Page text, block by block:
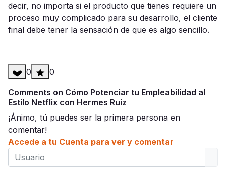
decir, no importa si el producto que tienes requiere un
proceso muy complicado para su desarrollo, el cliente
final debe tener la sensación de que es algo sencillo.
0 0
Comments on Cómo Potenciar tu Empleabilidad al
Estilo Netflix con Hermes Ruiz
¡Ánimo, tú puedes ser la primera persona en
comentar!
Accede a tu Cuenta para ver y comentar
Usuario